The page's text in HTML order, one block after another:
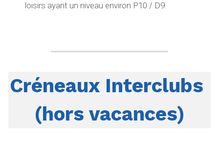
loisirs ayant un niveau environ P10 / D9.
(hors vacances)